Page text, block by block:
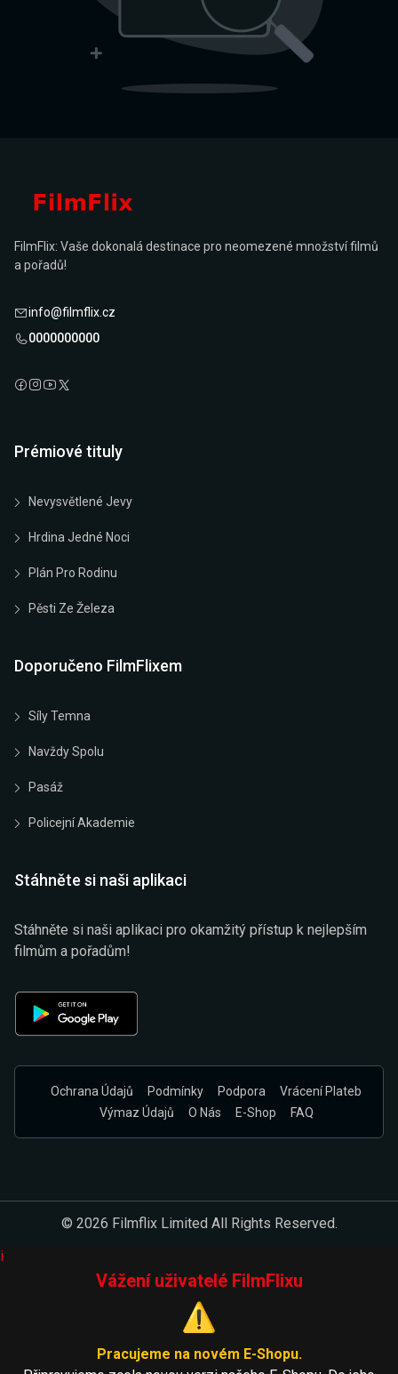
FilmFlix: Vaše dokonalá destinace pro neomezené množství filmů
a pořadů!
info@filmflix.cz
0000000000
Prémiové tituly
Nevysvětlené Jevy
Hrdina Jedné Noci
Plán Pro Rodinu
Pěsti Ze Železa
Doporučeno FilmFlixem
Síly Temna
Navždy Spolu
Pasáž
Policejní Akademie
Stáhněte si naši aplikaci
Stáhněte si naši aplikaci pro okamžitý přístup k nejlepším
filmům a pořadům!
Ochrana Údajů Podmínky Podpora
Vrácení Plateb
Výmaz Údajů
O Nás E-Shop FAQ
© 2026 Filmflix Limited All Rights Reserved.
i
Vážení uživatelé FilmFlixu
⚠️
Pracujeme na novém E-Shopu.